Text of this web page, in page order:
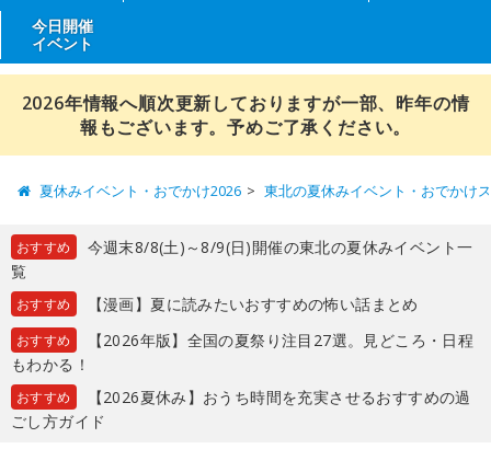
今日開催
イベント
2026年情報へ順次更新しておりますが一部、昨年の情
報もございます。予めご了承ください。
夏休みイベント・おでかけ2026 東北の夏休みイベント・おでかけ
おすすめ
今週末8/8(土)～8/9(日)開催の東北の夏休みイベント一
覧
おすすめ 【漫画】夏に読みたいおすすめの怖い話まとめ
おすすめ
【2026年版】全国の夏祭り注目27選。見どころ・日程
もわかる！
おすすめ
【2026夏休み】おうち時間を充実させるおすすめの過
ごし方ガイド